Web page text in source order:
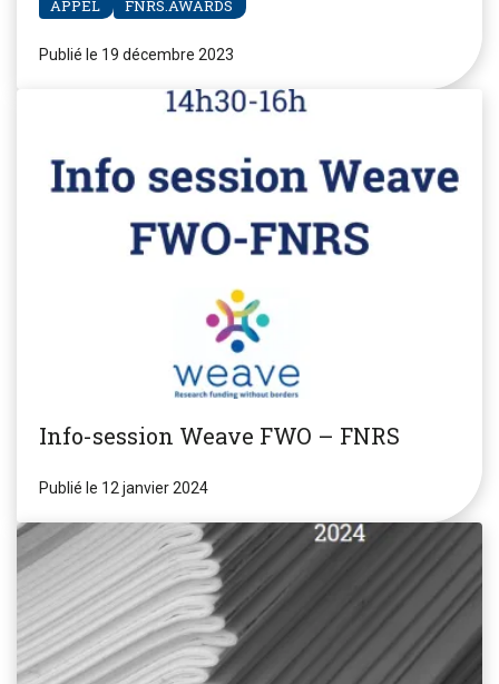
APPEL FNRS.AWARDS
Publié le 19 décembre 2023
Info-session Weave FWO – FNRS
Publié le 12 janvier 2024